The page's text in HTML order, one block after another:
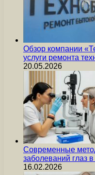
Обзор компании
услуги ремонта
20.05.2026
Современные
заболеваний глаз
16.02.2026